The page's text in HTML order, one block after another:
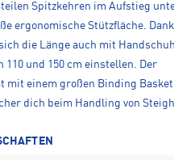
Spitzkehren im Aufstieg
ergonomische Stützfläche. Dank
die Länge auch mit
110 und 150 cm einstellen. Der
mit einem großen Binding Basket
dich beim Handling von